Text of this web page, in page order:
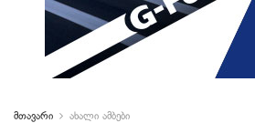
მთავარი ახალი ამბები